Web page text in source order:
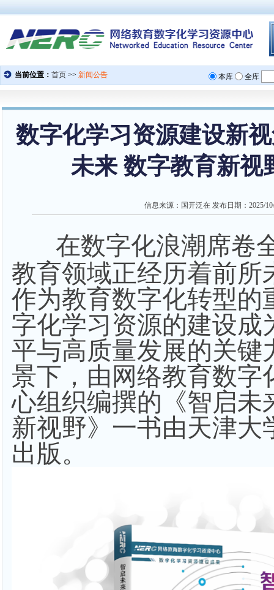
数字化学习资源建设新
未来 数字教育新视
信息来源： 国开泛在 发布日期： 2025/
在数字化浪潮席卷
教育领域正经历着前所
作为教育数字化转型的
字化学习资源的建设成
平与高质量发展的关键
景下，由网络教育数字
心组织编撰的《智启未
新视野》一书由天津大
出版。